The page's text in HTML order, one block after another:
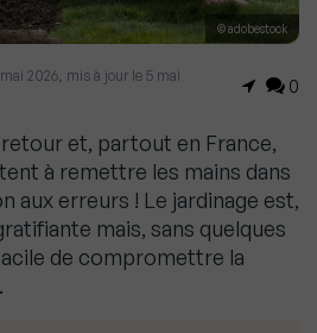
© adobestock
2026, mis à jour le 5 mai
0
et, partout en France,
à remettre les mains dans
aux erreurs ! Le jardinage est,
mais, sans quelques
de compromettre la